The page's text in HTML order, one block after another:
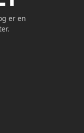
er en